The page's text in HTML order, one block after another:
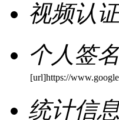
视频认
个人签
[url]https://
统计信